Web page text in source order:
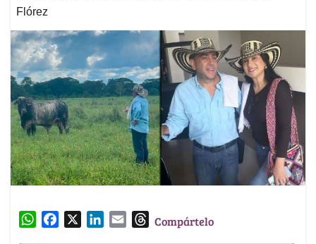
Flórez
W
TCompártelo